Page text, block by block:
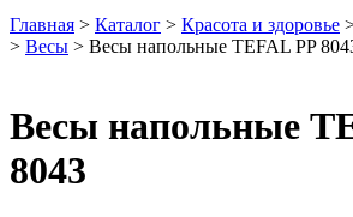
Главная > Каталог > Красота и здоровье
> Весы > Весы напольные TEFAL PP
Весы напольные
8043